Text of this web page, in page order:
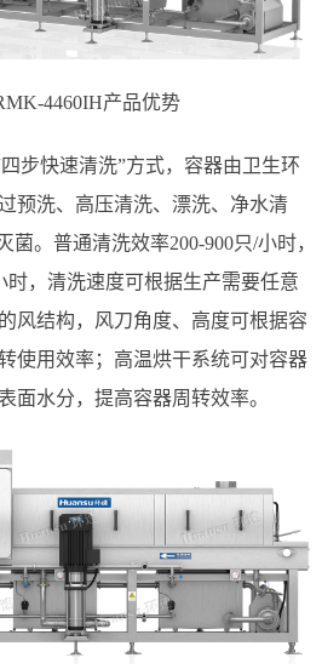
4460IH产品优势
步快速清洗”方式，容器由卫生环
预洗、高压清洗、漂洗、净水清
菌。普通清洗效率200-900只/小时，
时，清洗速度可根据生产需要任意
风结构，风刀角度、高度可根据容
使用效率；高温烘干系统可对容器
面水分，提高容器周转效率。